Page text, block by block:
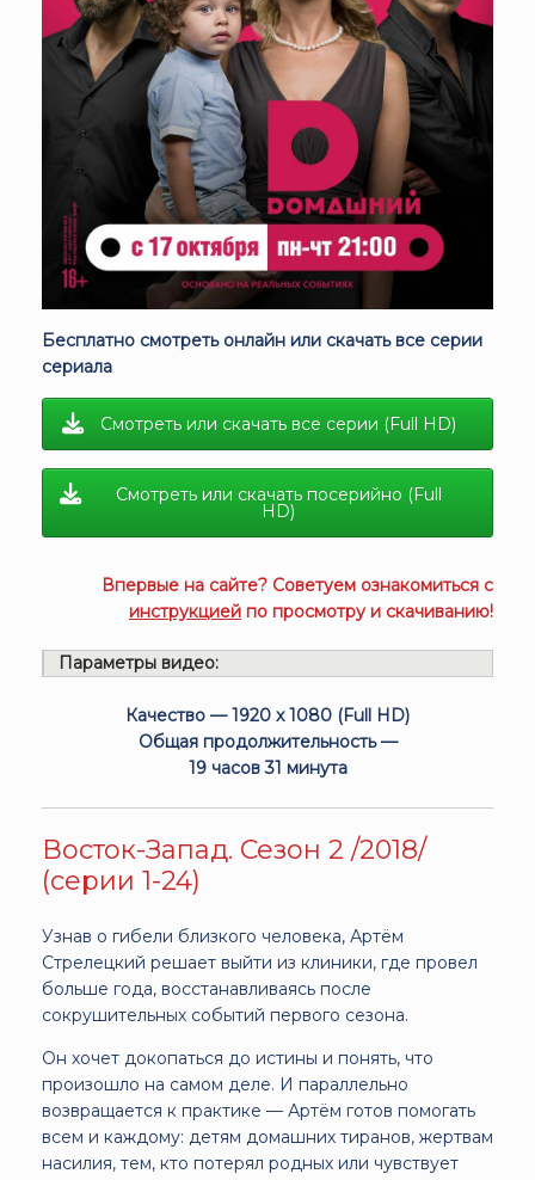
Бесплатно смотреть онлайн или скачать все серии
сериала
Смотреть или скачать все серии (Full HD)
Смотреть или скачать посерийно (Full
HD)
Впервые на сайте? Советуем ознакомиться с
инструкцией по просмотру и скачиванию!
Параметры видео:
Качество — 1920 x 1080 (Full HD)
Общая продолжительность —
19 часов 31 минута
Восток-Запад. Сезон 2 /2018/
(серии 1-24)
Узнав о гибели близкого человека, Артём
Стрелецкий решает выйти из клиники, где провел
больше года, восстанавливаясь после
сокрушительных событий первого сезона.
Он хочет докопаться до истины и понять, что
произошло на самом деле. И параллельно
возвращается к практике — Артём готов помогать
всем и каждому: детям домашних тиранов, жертвам
насилия, тем, кто потерял родных или чувствует